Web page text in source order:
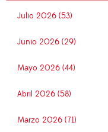
Julio 2026 (53)
Junio 2026 (29)
Mayo 2026 (44)
Abril 2026 (58)
Marzo 2026 (71)